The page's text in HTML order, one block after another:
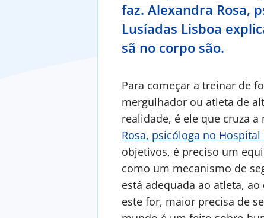
faz. Alexandra Rosa,
Lusíadas Lisboa
sã no corpo são.
Para começar a treinar de
mergulhador ou atleta de
realidade, é ele que cruza
Rosa, psicóloga no Hospital
objetivos, é preciso um
como um mecanismo de
está adequada ao atleta,
este for, maior precisa de